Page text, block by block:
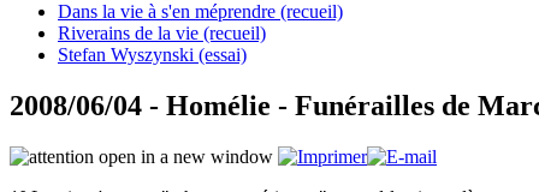
Dans la vie à s'en méprendre (recueil)
Riverains de la vie (recueil)
Stefan Wyszynski (essai)
2008/06/04 - Homélie - Funérailles de